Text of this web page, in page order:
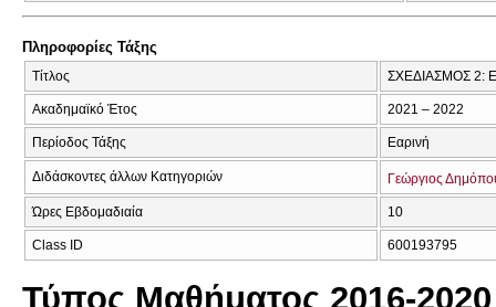
Πληροφορίες Τάξης
Τίτλος ΣΧΕΔΙΑΣΜΟΣ 2:
Ακαδημαϊκό Έτος 2021 – 2022
Περίοδος Τάξης Εαρινή
Διδάσκοντες άλλων Κατηγοριών Γεώργιος
Ώρες Εβδομαδιαία 10
Class ID 600193795
Τύπος Μαθήματος 2016-2020